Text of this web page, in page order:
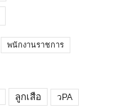
พนักงานราชการ
ลูกเสือ วPA